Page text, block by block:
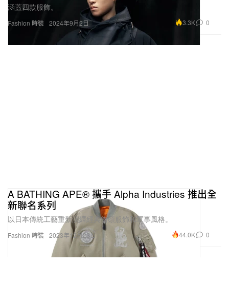
Fashion 時裝
涵蓋四款服飾。
2024年9月2日 3.3K 0
Fashion 時裝
A BATHING APE® 攜手 Alpha Industries 推出全
新聯名系列
以日本傳統工藝重新演繹經典街頭服飾和軍事風格。
2023年12月23日 44.0K 0